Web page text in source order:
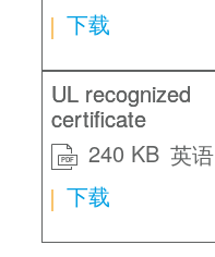
下载
UL recognized
certificate
英语
PDF
240 KB
下载